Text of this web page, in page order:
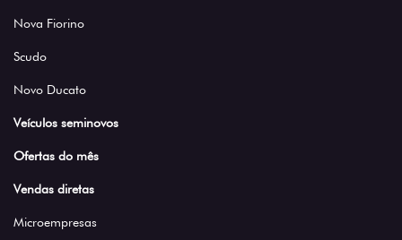
Nova Fiorino
Scudo
Novo Ducato
Veículos seminovos
Ofertas do mês
Vendas diretas
Microempresas